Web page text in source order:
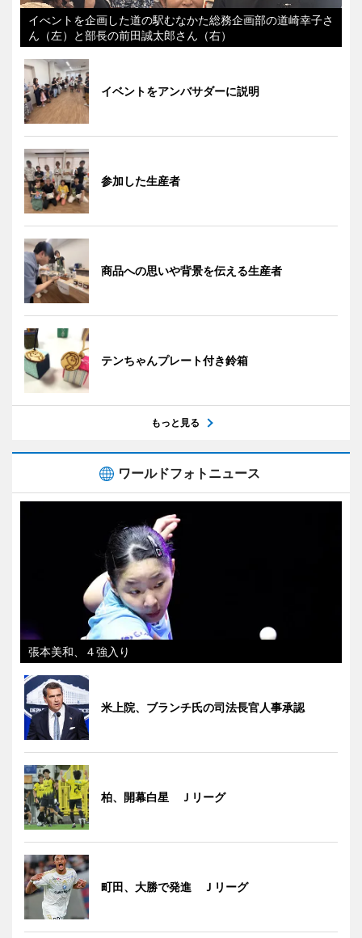
イべントを企画した道の駅むなかた総務企画部の道崎幸子さ
ん（左）と部長の前田誠太郎さん（右）
イベントをアンバサダーに説明
参加した生産者
商品への思いや背景を伝える生産者
テンちゃんプレート付き鈴箱
もっと見る
ワールドフォトニュース
張本美和、４強入り
米上院、ブランチ氏の司法長官人事承認
柏、開幕白星 Ｊリーグ
町田、大勝で発進 Ｊリーグ